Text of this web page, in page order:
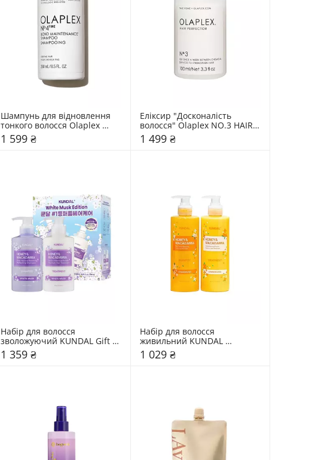
Шампунь для відновлення
тонкого волосся Olaplex
Nº4fine Bond Maintenance
Shampoo
1 599 ₴
Еліксир "Досконалість
волосся" Olaplex NO.3 HAIR
PERFECTOR
1 499 ₴
Набір для волосся
зволожуючий KUNDAL Gift
Edition White Musk Set
1 359 ₴
Набір для волосся
живильний KUNDAL
Osmanthus Edition
Shampoo&Treatment
1 029 ₴